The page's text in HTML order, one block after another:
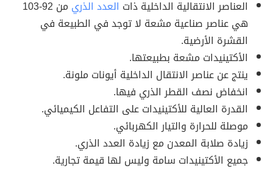
العناصر الانتقالية الداخلية ذات العدد الذري
من 92-103
هي عناصر صناعية مشعة لا توجد في الطبيعة في
القشرة الأرضية.
الأكتينيدات مشعة بطبيعتها.
ينتج عن عناصر الانتقال الداخلية أيونات ملونة.
انخفاض نصف القطر الذري فيها.
القدرة العالية للأكتينيدات على التفاعل الكيميائي.
موصلة للحرارة والتيار الكهربائي.
زيادة صلابة المعدن مع زيادة العدد الذري.
جميع الأكتينيدات سامة وليس لها قيمة تجارية.